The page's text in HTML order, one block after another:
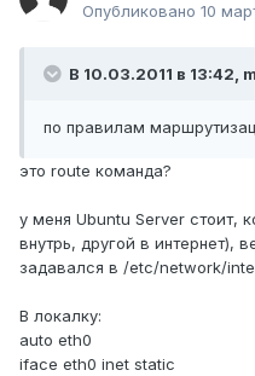
Опубликовано 10
В 10.03.2011 в 13:42,
по правилам
это route команда?
у меня Ubuntu Server стоит,
внутрь, другой в интернет),
задавался в /etc/network/
В локалку:
auto eth0
iface eth0 inet static